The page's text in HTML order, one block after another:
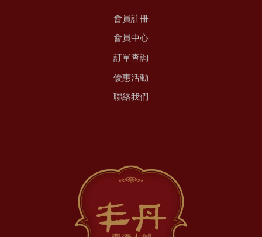
會員註冊
會員中心
訂單查詢
優惠活動
聯絡我們